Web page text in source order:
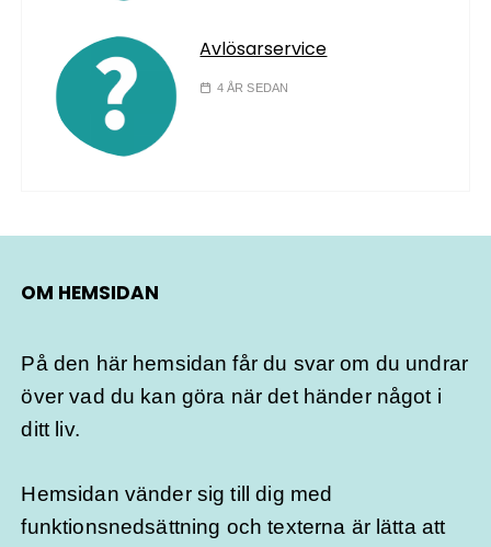
Avlösarservice
4 ÅR SEDAN
OM HEMSIDAN
På den här hemsidan får du svar om du undrar
över vad du kan göra när det händer något i
ditt liv.
Hemsidan vänder sig till dig med
funktionsnedsättning och texterna är lätta att